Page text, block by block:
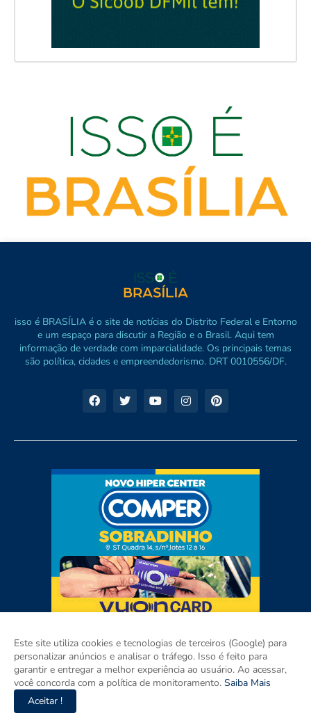
isso é BRASÍLIA é o site de notícias do Distrito Federal e Entorno
e um espaço para discutir a Região e o Brasil. Aqui tem
informação de verdade com imparcialidade. Os principais temas
são política, cidades e empreendedorismo. DRT 0010556/DF.
Este site utiliza cookies e tecnologias de terceiros (Google) para
personalizar anúncios e analisar o tráfego. Isso é feito para
garantir e entregar a melhor experiência ao usuário. Ao acessar,
você concorda com a política de monitoramento. Saiba Mais
Aceitar !